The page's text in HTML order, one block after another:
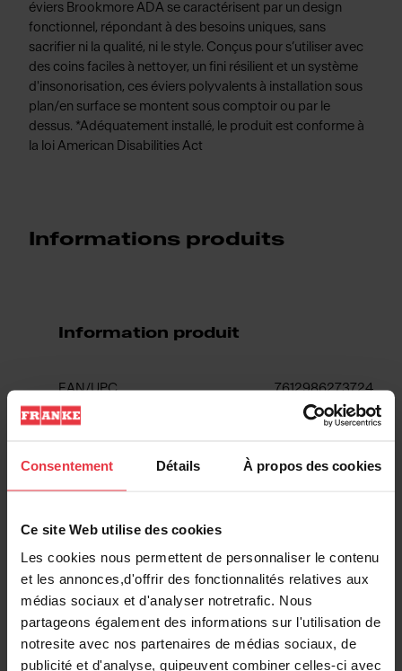
Consentement Détails À propos des cookies
Ce site Web utilise des cookies
Les cookies nous permettent de personnaliser le contenu
et les annonces,d'offrir des fonctionnalités relatives aux
médias sociaux et d'analyser notretrafic. Nous
partageons également des informations sur l'utilisation de
notresite avec nos partenaires de médias sociaux, de
publicité et d'analyse, quipeuvent combiner celles-ci avec
éviers Brookmore ADA se caractérisent par un design
fonctionnel, répondant à des besoins uniques, sans
sacrifier ni la qualité, ni le style. Conçus pour s’utiliser avec
des coins faciles à nettoyer, un fini résilient et un système
d'insonorisation, ces éviers polyvalents à installation sous
plan/en surface se montent sous comptoir ou par le
dessus. *Adéquatement installé, le produit est conforme à
la loi American Disabilities Act
Informations produits
Information produit
EAN/UPC 7612986273724
Type de matériau
Nombre de cuvettes
Informations supplémentaires